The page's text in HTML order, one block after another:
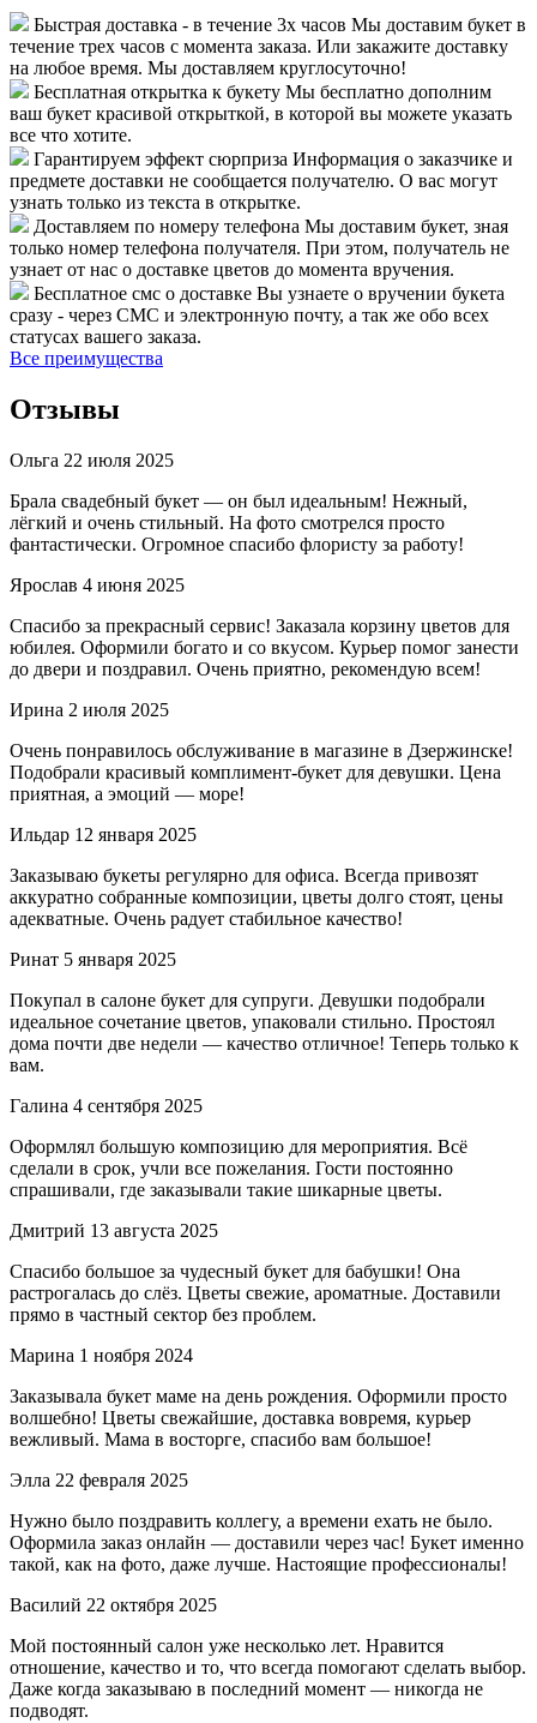
Быстрая доставка - в течение 3х часов Мы доставим букет в
течение трех часов с момента заказа. Или закажите доставку
на любое время. Мы доставляем круглосуточно!
Бесплатная открытка к букету Мы бесплатно дополним
ваш букет красивой открыткой, в которой вы можете указать
все что хотите.
Гарантируем эффект сюрприза Информация о заказчике и
предмете доставки не сообщается получателю. О вас могут
узнать только из текста в открытке.
Доставляем по номеру телефона Мы доставим букет, зная
только номер телефона получателя. При этом, получатель не
узнает от нас о доставке цветов до момента вручения.
Бесплатное смс о доставке Вы узнаете о вручении букета
сразу - через СМС и электронную почту, а так же обо всех
статусах вашего заказа.
Все преимущества
Отзывы
Ольга 22 июля 2025
Брала свадебный букет — он был идеальным! Нежный,
лёгкий и очень стильный. На фото смотрелся просто
фантастически. Огромное спасибо флористу за работу!
Ярослав 4 июня 2025
Спасибо за прекрасный сервис! Заказала корзину цветов для
юбилея. Оформили богато и со вкусом. Курьер помог занести
до двери и поздравил. Очень приятно, рекомендую всем!
Ирина 2 июля 2025
Очень понравилось обслуживание в магазине в Дзержинске!
Подобрали красивый комплимент-букет для девушки. Цена
приятная, а эмоций — море!
Ильдар 12 января 2025
Заказываю букеты регулярно для офиса. Всегда привозят
аккуратно собранные композиции, цветы долго стоят, цены
адекватные. Очень радует стабильное качество!
Ринат 5 января 2025
Покупал в салоне букет для супруги. Девушки подобрали
идеальное сочетание цветов, упаковали стильно. Простоял
дома почти две недели — качество отличное! Теперь только к
вам.
Галина 4 сентября 2025
Оформлял большую композицию для мероприятия. Всё
сделали в срок, учли все пожелания. Гости постоянно
спрашивали, где заказывали такие шикарные цветы.
Дмитрий 13 августа 2025
Спасибо большое за чудесный букет для бабушки! Она
растрогалась до слёз. Цветы свежие, ароматные. Доставили
прямо в частный сектор без проблем.
Марина 1 ноября 2024
Заказывала букет маме на день рождения. Оформили просто
волшебно! Цветы свежайшие, доставка вовремя, курьер
вежливый. Мама в восторге, спасибо вам большое!
Элла 22 февраля 2025
Нужно было поздравить коллегу, а времени ехать не было.
Оформила заказ онлайн — доставили через час! Букет именно
такой, как на фото, даже лучше. Настоящие профессионалы!
Василий 22 октября 2025
Мой постоянный салон уже несколько лет. Нравится
отношение, качество и то, что всегда помогают сделать выбор.
Даже когда заказываю в последний момент — никогда не
подводят.